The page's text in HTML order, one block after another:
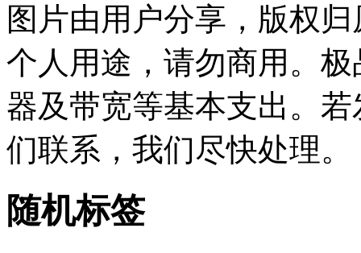
图片由用户分享，版权
个人用途，请勿商用。
器及带宽等基本支出。
们联系，我们尽快处理。
随机标签